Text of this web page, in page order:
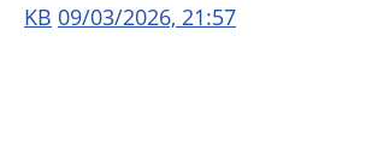
KB 09/03/2026, 21:57